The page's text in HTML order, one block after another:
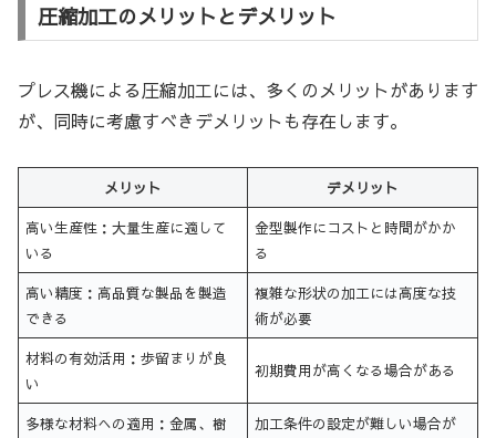
圧縮加工のメリットとデメリット
プレス機による圧縮加工には、多くのメリットがあります
が、同時に考慮すべきデメリットも存在します。
メリット デメリット
高い生産性：大量生産に適して
いる
金型製作にコストと時間がかか
る
高い精度：高品質な製品を製造
できる
複雑な形状の加工には高度な技
術が必要
材料の有効活用：歩留まりが良
い
初期費用が高くなる場合がある
多様な材料への適用：金属、樹
加工条件の設定が難しい場合が